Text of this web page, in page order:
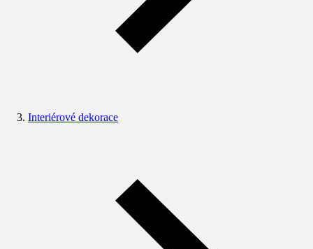
Interiérové dekorace